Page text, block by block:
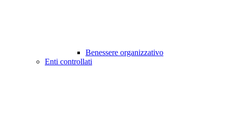
Benessere organizzativo
Enti controllati